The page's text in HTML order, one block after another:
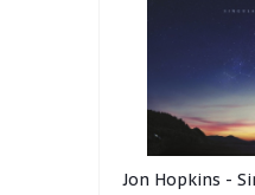
Jon Hopkins -